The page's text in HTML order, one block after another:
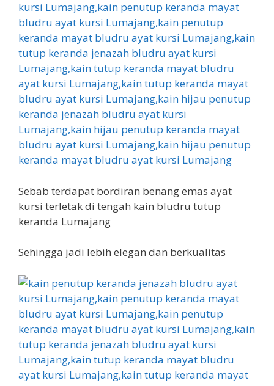
Sebab terdapat bordiran benang emas ayat
kursi terletak di tengah kain bludru tutup
keranda Lumajang
Sehingga jadi lebih elegan dan berkualitas